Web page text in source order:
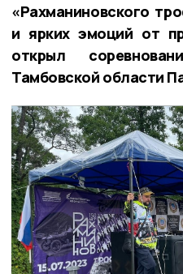
«Рахманиновского
и ярких эмоций от
открыл
Тамбовской области